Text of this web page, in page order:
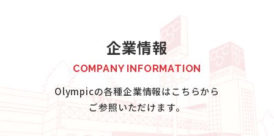
企業情報
COMPANY INFORMATION
Olympicの各種企業情報はこちらから
ご参照いただけます。